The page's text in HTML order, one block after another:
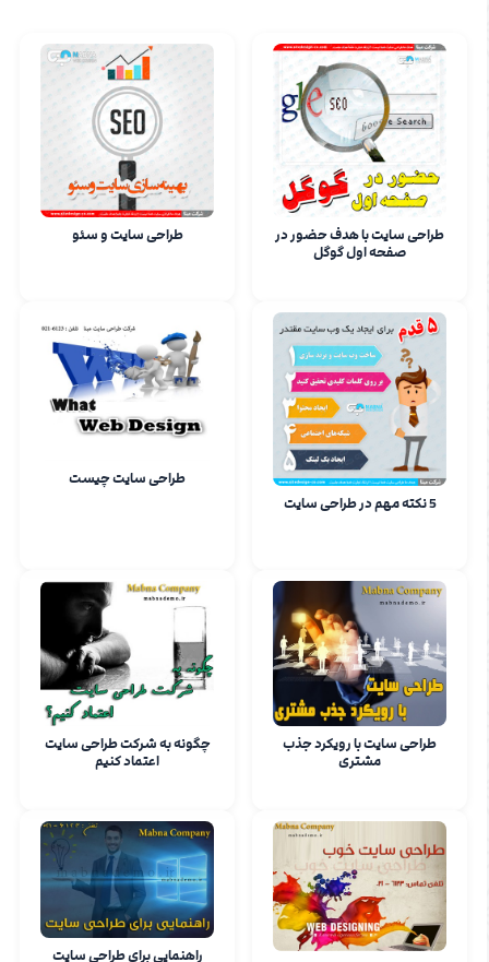
طراحی سایت با هدف حضور در
صفحه اول گوگل
طراحی سایت و سئو
5 نکته مهم در طراحی سایت
طراحی سایت چیست
طراحی سایت با رویکرد جذب
مشتری
چگونه به شرکت طراحی سایت
اعتماد کنیم
راهنمایی برای طراحی سایت